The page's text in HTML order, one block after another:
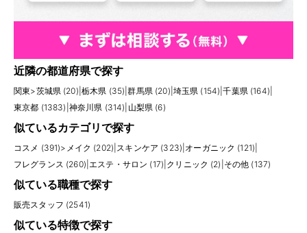
近隣の都道府県で探す
関東>茨城県 (20) 栃木県 (35) |群馬県 (20) 埼玉県 (154) |千葉県 (164)
東京都 (1383) 神奈川県 (314) 山梨県 (6)
似ているカテゴリで探す
コスメ (391)> メイク (202) スキンケア (323) オーガニック (121)
フレグランス (260) |エステ・サロン (17) クリニック (2) その他 (137)
似ている職種で探す
販売スタッフ (2541)
似ている特徴で探す